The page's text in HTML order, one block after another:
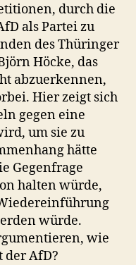
durch die
als Partei zu
des Thüringer
Höcke, das
abzuerkennen,
Hier zeigt sich
gegen eine
um sie zu
hätte
Gegenfrage
halten würde,
würde.
wie
der AfD?